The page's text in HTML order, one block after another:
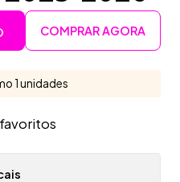
COMPRAR AGORA
1 unidades